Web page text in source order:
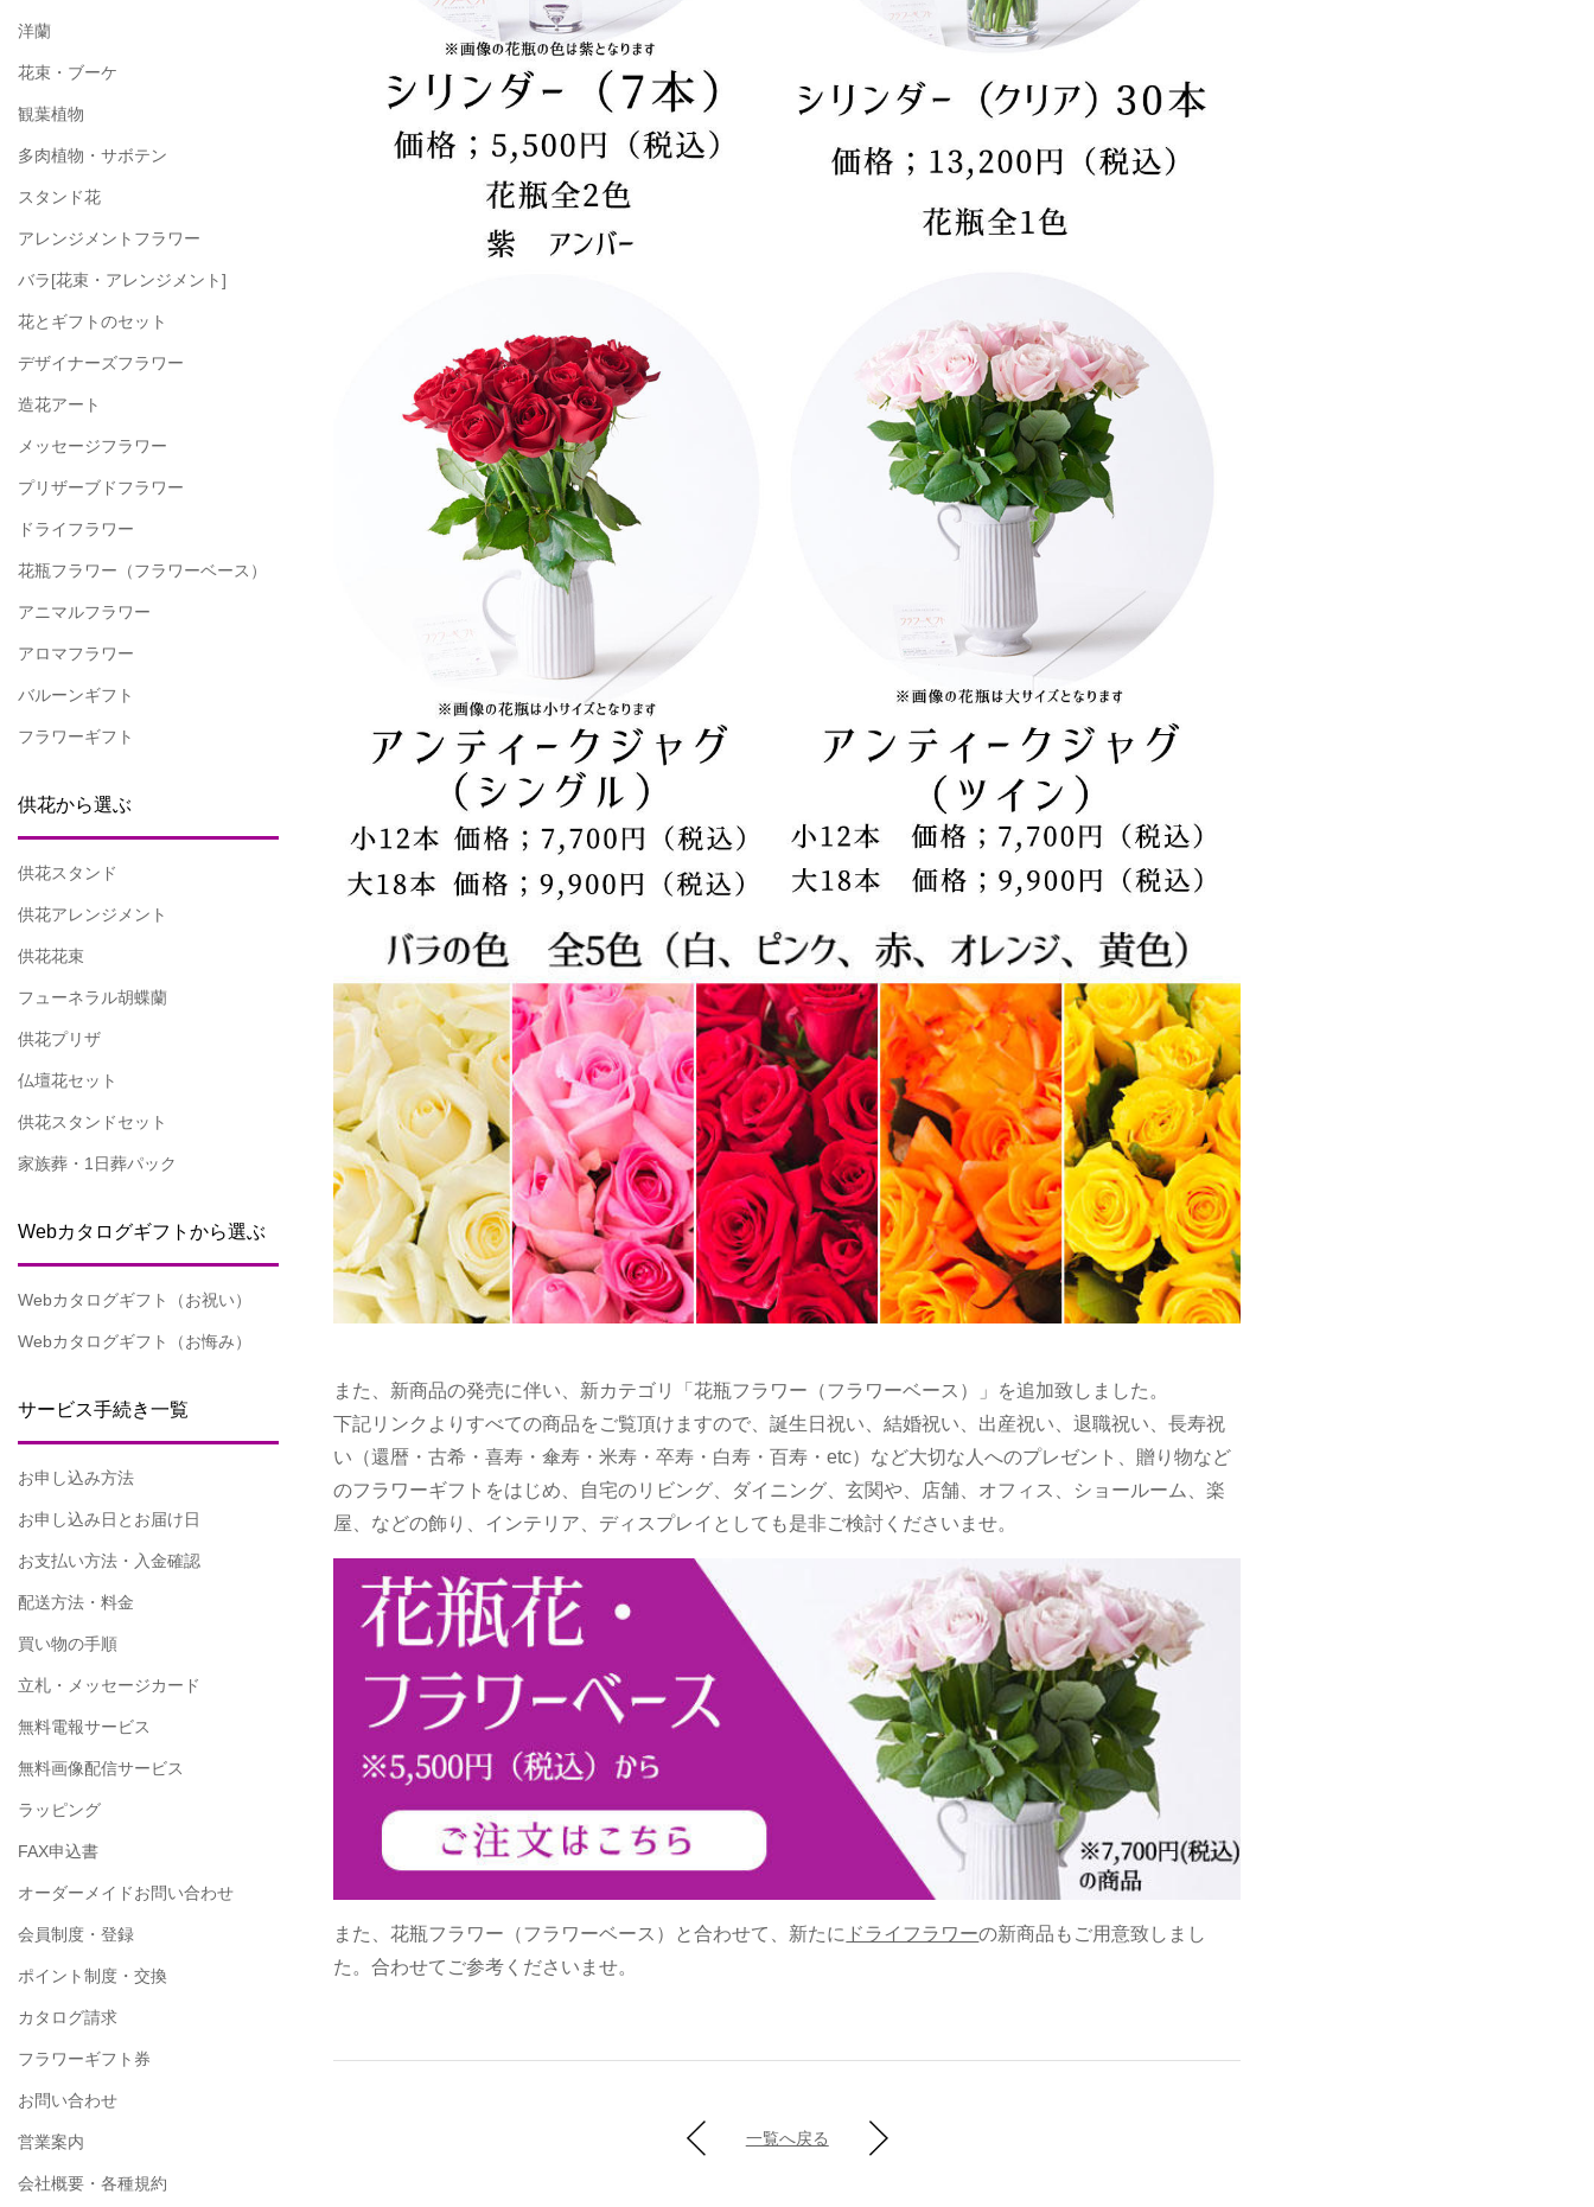
また、新商品の発売に伴い、新カテゴリ「花瓶フラワー（フラワーベース）」を追加致しました。
下記リンクよりすべての商品をご覧頂けますので、誕生日祝い、結婚祝い、出産祝い、退職祝い、長寿祝
い（還暦・古希・喜寿・傘寿・米寿・卒寿・白寿・百寿・etc）など大切な人へのプレゼント、贈り物など
のフラワーギフトをはじめ、自宅のリビング、ダイニング、玄関や、店舗、オフィス、ショールーム、楽
屋、などの飾り、インテリア、ディスプレイとしても是非ご検討くださいませ。
また、花瓶フラワー（フラワーベース）と合わせて、新たに ドライフラワーの新商品もご用意致しまし
た。合わせてご参考くださいませ。
一覧へ戻る
洋蘭
花束・ブーケ
観葉植物
多肉植物・サボテン
スタンド花
アレンジメントフラワー
バラ[花束・アレンジメント]
花とギフトのセット
デザイナーズフラワー
造花アート
メッセージフラワー
プリザーブドフラワー
ドライフラワー
花瓶フラワー （フラワーベース）
アニマルフラワー
アロマフラワー
バルーンギフト
フラワーギフト
供花から選ぶ
供花スタンド
供花アレンジメント
供花花束
フューネラル胡蝶蘭
供花プリザ
仏壇花セット
供花スタンドセット
家族葬・1日葬パック
Webカタログギフトから選ぶ
Webカタログギフト（お祝い）
Webカタログギフト（お悔み）
サービス手続き一覧
お申し込み方法
お申し込み日とお届け日
お支払い方法・入金確認
配送方法・料金
買い物の手順
立札・メッセージカード
無料電報サービス
無料画像配信サービス
ラッピング
FAX申込書
オーダーメイドお問い合わせ
会員制度・登録
ポイント制度・交換
カタログ請求
フラワーギフト券
お問い合わせ
営業案内
会社概要・各種規約